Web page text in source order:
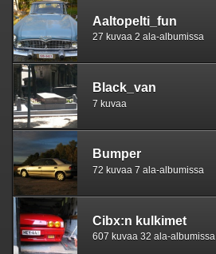
Aaltopelti_fun
27 kuvaa 2 ala-albumissa
Black_van
7 kuvaa
Bumper
72 kuvaa 7 ala-albumissa
Cibx:n kulkimet
607 kuvaa 32 ala-albumissa